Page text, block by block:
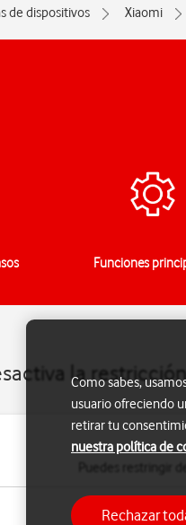
de dispositivos Xiaomi
Funciones
la
Como sabes,
usuario ofreciendo
retirar tu
nuestra política de
Rechazar